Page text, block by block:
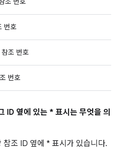
번호
조 번호
번호
옆에 있는 * 표시는 무엇을 의
조 ID 옆에 * 표시가 있습니다.